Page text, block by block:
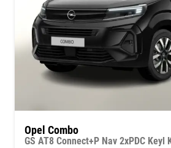
Opel Combo
GS AT8 Connect+P Nav 2xPDC Keyl